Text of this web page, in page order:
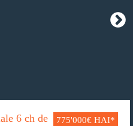
775'000€ HAI*
6 ch de